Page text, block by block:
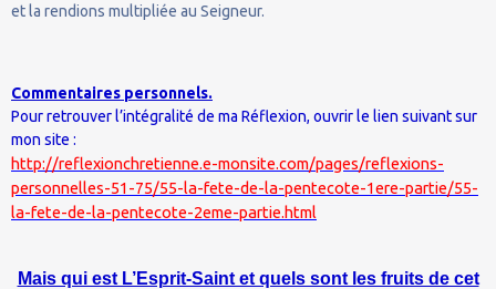
et la rendions multipliée au Seigneur.
Commentaires personnels.
Pour retrouver l’intégralité de ma Réflexion, ouvrir le lien suivant sur
mon site :
http://reflexionchretienne.e-monsite.com/pages/reflexions-
personnelles-51-75/55-la-fete-de-la-pentecote-1ere-partie/55-
la-fete-de-la-pentecote-2eme-partie.html
Mais qui est L’Esprit-Saint et quels sont les fruits de cet